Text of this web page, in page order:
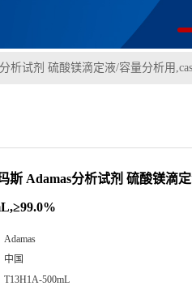
析试剂 硫酸镁滴定液/容量分析用
斯 Adamas分析试剂 硫酸镁滴
Adamas
中国
T13H1A-500mL